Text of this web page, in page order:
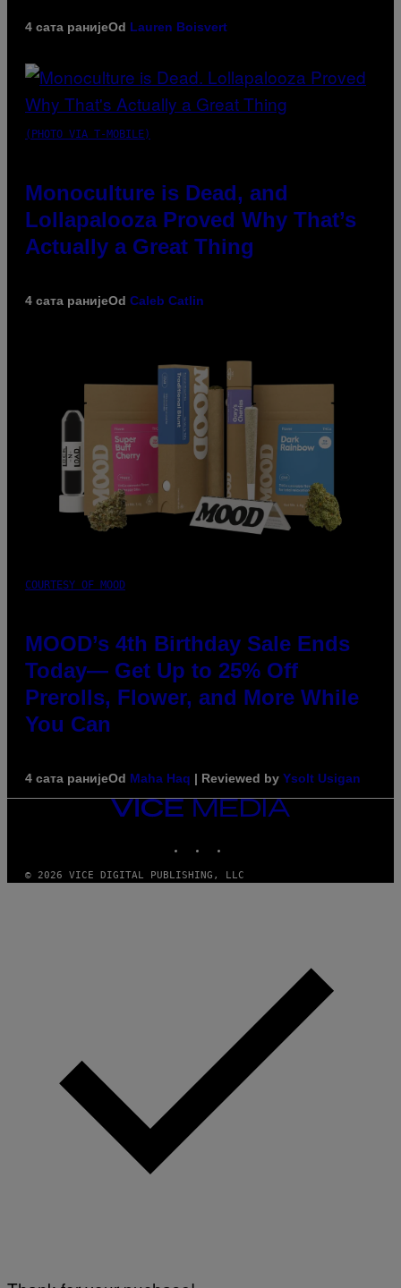
4 сата ранијеOd Lauren Boisvert
(PHOTO VIA T-MOBILE)
Monoculture is Dead, and
Lollapalooza Proved Why That’s
Actually a Great Thing
4 сата ранијеOd Caleb Catlin
COURTESY OF MOOD
MOOD’s 4th Birthday Sale Ends
Today— Get Up to 25% Off
Prerolls, Flower, and More While
You Can
4 сата ранијеOd Maha Haq | Reviewed by Ysolt Usigan
VICE
MEDIA
© 2026 VICE DIGITAL PUBLISHING, LLC